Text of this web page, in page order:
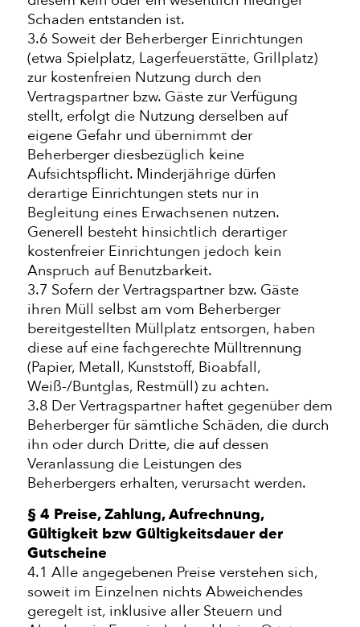
Schaden entstanden ist.
3.6 Soweit der Beherberger Einrichtungen
(etwa Spielplatz, Lagerfeuerstätte, Grillplatz)
zur kostenfreien Nutzung durch den
Vertragspartner bzw. Gäste zur Verfügung
stellt, erfolgt die Nutzung derselben auf
eigene Gefahr und übernimmt der
Beherberger diesbezüglich keine
Aufsichtspflicht. Minderjährige dürfen
derartige Einrichtungen stets nur in
Begleitung eines Erwachsenen nutzen.
Generell besteht hinsichtlich derartiger
kostenfreier Einrichtungen jedoch kein
Anspruch auf Benutzbarkeit.
3.7 Sofern der Vertragspartner bzw. Gäste
ihren Müll selbst am vom Beherberger
bereitgestellten Müllplatz entsorgen, haben
diese auf eine fachgerechte Mülltrennung
(Papier, Metall, Kunststoff, Bioabfall,
Weiß-/Buntglas, Restmüll) zu achten.
3.8 Der Vertragspartner haftet gegenüber dem
Beherberger für sämtliche Schäden, die durch
ihn oder durch Dritte, die auf dessen
Veranlassung die Leistungen des
Beherbergers erhalten, verursacht werden.
§ 4 Preise, Zahlung, Aufrechnung,
Gültigkeit bzw Gültigkeitsdauer der
Gutscheine
4.1 Alle angegebenen Preise verstehen sich,
soweit im Einzelnen nichts Abweichendes
geregelt ist, inklusive aller Steuern und